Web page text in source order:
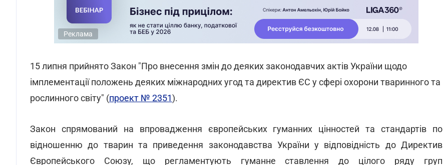
Реклама
15 липня прийнято Закон "Про внесення змін до деяких законодавчих актів України щодо
імплементації положень деяких міжнародних угод та директив ЄС у сфері охорони тваринного та
рослинного світу" (проект № 2351).
Закон спрямований на впровадження європейських гуманних цінностей та стандартів по
відношенню до тварин та приведення законодавства України у відповідність до Директив
Європейського Союзу, що регламентують гуманне ставлення до цілого ряду груп